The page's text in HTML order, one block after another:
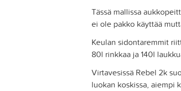
Tässä mallissa
ei ole pakko käyttää
Keulan sidontaremmit
80l rinkkaa ja 140l
Virtavesissä Rebel 2k
luokan koskissa, aiempi